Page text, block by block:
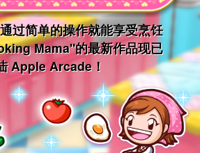
过简单的操作就能享受烹饪
Mama"的最新作品现已
Apple Arcade！